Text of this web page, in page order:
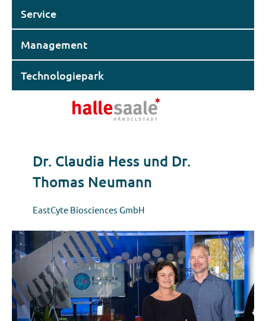
Service
Management
Technologiepark
Dr. Claudia Hess und Dr.
Thomas Neumann
EastCyte Biosciences GmbH